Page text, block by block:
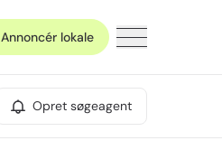
Annoncér lokale
Opret søgeagent